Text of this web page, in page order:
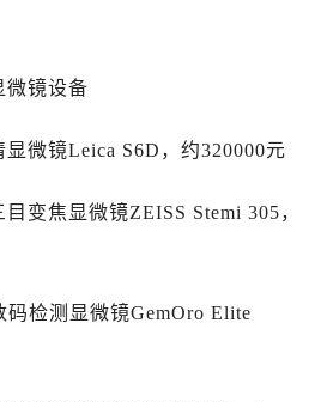
微镜设备
显微镜Leica S6D，约320000元
目变焦显微镜ZEISS Stemi 305，
码检测显微镜GemOro Elite